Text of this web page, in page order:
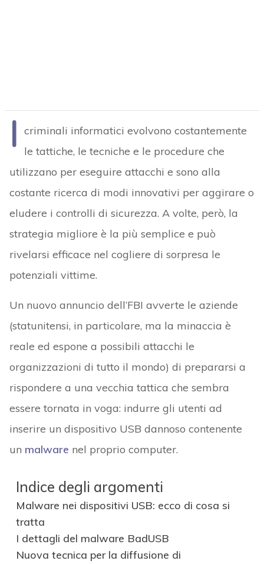
I criminali informatici evolvono costantemente
le tattiche, le tecniche e le procedure che
utilizzano per eseguire attacchi e sono alla
costante ricerca di modi innovativi per aggirare o
eludere i controlli di sicurezza. A volte, però, la
strategia migliore è la più semplice e può
rivelarsi efficace nel cogliere di sorpresa le
potenziali vittime.
Un nuovo annuncio dell’FBI avverte le aziende
(statunitensi, in particolare, ma la minaccia è
reale ed espone a possibili attacchi le
organizzazioni di tutto il mondo) di prepararsi a
rispondere a una vecchia tattica che sembra
essere tornata in voga: indurre gli utenti ad
inserire un dispositivo USB dannoso contenente
un malware nel proprio computer.
Indice degli argomenti
Malware nei dispositivi USB: ecco di cosa si
tratta
I dettagli del malware BadUSB
Nuova tecnica per la diffusione di